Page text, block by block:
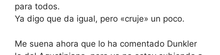
para todos.
Ya digo que da igual, pero «cruje» un poco.
Me suena ahora que lo ha comentado Dunkler